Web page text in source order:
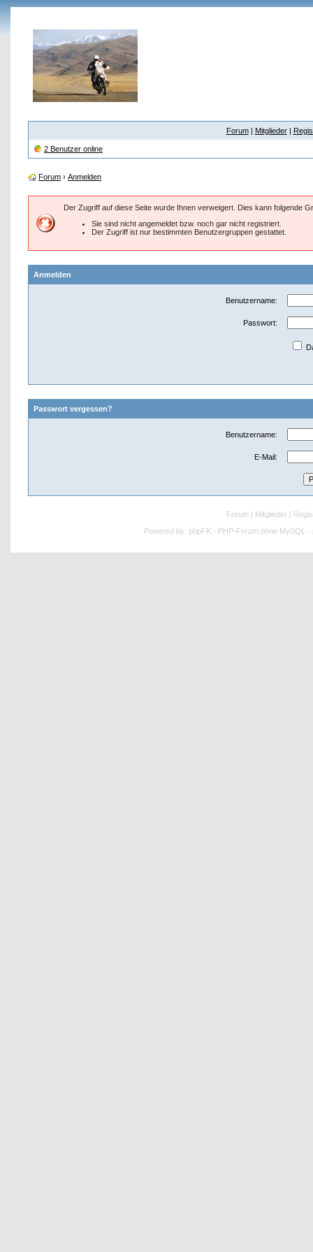
Forum| Mitglieder|
2 Benutzer online
Forum › Anmelden
Der Zugriff auf diese Seite wurde Ihnen verweigert. Dies kann folgende
Sie sind nicht angemeldet bzw. noch gar nicht registriert.
Der Zugriff ist nur bestimmten Benutzergruppen gestattet.
Anmelden
Benutzername:
Passwort:
Passwort vergessen?
Benutzername:
E-Mail:
Forum Mitglieder
Powered by: phpFK - PHP-Forum ohne MySQL -